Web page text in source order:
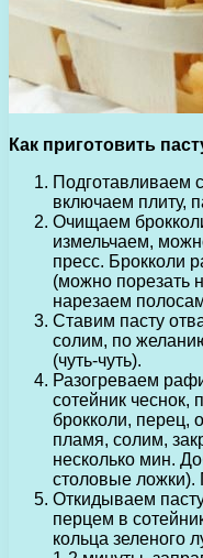
Как приготовить
Подготавливаем
включаем плиту,
Очищаем
измельчаем,
пресс. Брокколи
(можно порезать
нарезаем
Ставим пасту
солим, по
(чуть-чуть).
Разогреваем
сотейник
брокколи, перец,
пламя, солим,
несколько мин.
столовые ложки).
Откидываем
перцем в
кольца зеленого